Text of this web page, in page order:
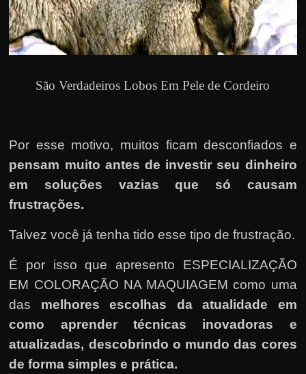
São Verdadeiros Lobos Em Pele de Cordeiro
Por esse motivo, muitos ficam desconfiados e
pensam muito antes de investir seu dinheiro
em soluções vazias que só causam
frustrações.
Talvez você já tenha tido esse tipo de frustração.
É por isso que apresento ESPECIALIZAÇÃO
EM COLORAÇÃO NA MAQUIAGEM como uma
das melhores escolhas da atualidade em
como aprender técnicas inovadoras e
atualizadas, descobrindo o mundo das cores
de forma simples e prática.